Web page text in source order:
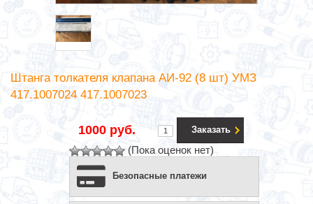
Штанга толкателя клапана АИ-92 (8 шт) УМЗ
417.1007024 417.1007023
1000 руб. Заказать
(Пока оценок нет)
Безопасные платежи